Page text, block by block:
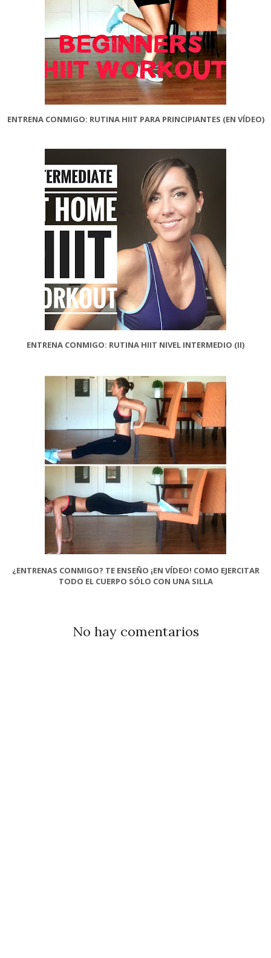
ENTRENA CONMIGO: RUTINA HIIT PARA PRINCIPIANTES (EN VÍDEO)
ENTRENA CONMIGO: RUTINA HIIT NIVEL INTERMEDIO (II)
¿ENTRENAS CONMIGO? TE ENSEÑO ¡EN VÍDEO! COMO EJERCITAR
TODO EL CUERPO SÓLO CON UNA SILLA
No hay comentarios